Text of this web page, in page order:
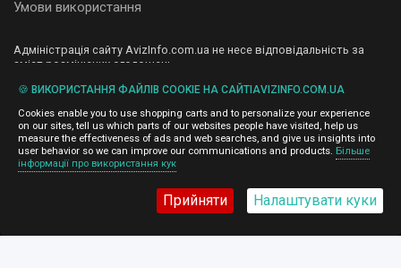
Умови використання
Адміністрація сайту AvizInfo.com.ua не несе відповідальність за
зміст розміщених оголошень.
і не продаємо особисту інформацію зареєстрованих користувачів
AvizInfo.com.ua третім особам. Ми не відповідаємо за правила
конфіденційності сайтів на які посилається AvizInfo.com.ua. На
деяких сторінках нашого сайту представлена реклама Google
Adsense Advertising Network. Щоб дізнатися детальніше про
правила конфіденційності Google
🍪 ВИКОРИСТАННЯ ФАЙЛІВ COOKIE НА САЙТІAVIZINFO.COM.UA
Cookies enable you to use shopping carts and to personalize your experience
on our sites, tell us which parts of our websites people have visited, help us
measure the effectiveness of ads and web searches, and give us insights into
user behavior so we can improve our communications and products. Більше
інформації про використання кук
Прийняти Налаштувати куки